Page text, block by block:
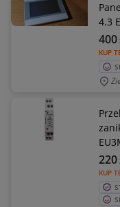
4.3
KUP
400
KUP
220